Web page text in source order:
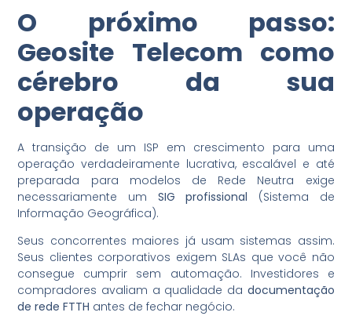
O próximo passo:
Geosite Telecom como
cérebro da sua
operação
A transição de um ISP em crescimento para uma
operação verdadeiramente lucrativa, escalável e até
preparada para modelos de Rede Neutra exige
necessariamente um SIG profissional (Sistema de
Informação Geográfica).
Seus concorrentes maiores já usam sistemas assim.
Seus clientes corporativos exigem SLAs que você não
consegue cumprir sem automação. Investidores e
compradores avaliam a qualidade da documentação
de rede FTTH antes de fechar negócio.